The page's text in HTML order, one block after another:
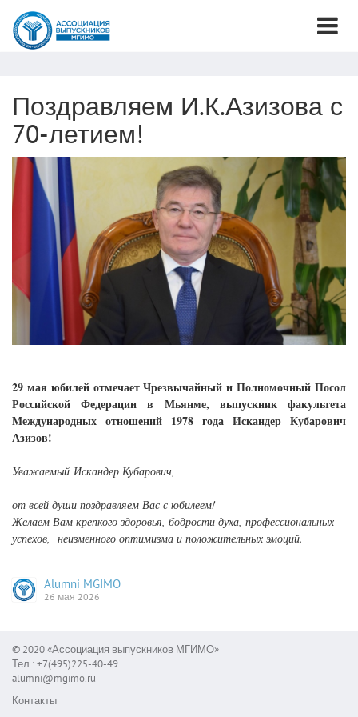
Поздравляем И.К.Азизова с
70-летием!
29 мая юбилей отмечает Чрезвычайный и Полномочный Посол
Российской Федерации в Мьянме, выпускник факультета
Международных отношений 1978 года Искандер Кубарович
Азизов!
Уважаемый Искандер Кубарович,
от всей души поздравляем Вас с юбилеем!
Желаем Вам крепкого здоровья, бодрости духа, профессиональных
успехов, неизменного оптимизма и положительных эмоций.
Alumni MGIMO
26 мая 2026
© 2020 «Ассоциация выпускников МГИМО»
Тел.: +7(495)225-40-49
alumni@mgimo.ru
Контакты